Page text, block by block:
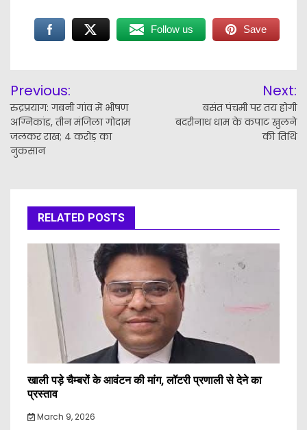
Follow us Save
navigation
Previous:
रुद्रप्रयाग: गबनी गांव में भीषण
अग्निकांड, तीन मंजिला गोदाम
जलकर राख; 4 करोड़ का
नुकसान
Next:
बसंत पंचमी पर तय होगी
बदरीनाथ धाम के कपाट खुलने
की तिथि
RELATED POSTS
खाली पड़े चैम्बरों के आवंटन की मांग, लॉटरी प्रणाली से देने का
प्रस्ताव
March 9, 2026